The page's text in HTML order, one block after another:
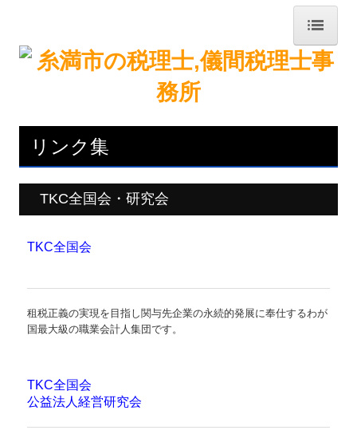
トップページ
交通案内
関連リンク
リンク集
補助金・助成金・融資情報
経営者お役立ち情報
リンク集
TKC全国会・研究会
TKC全国会
租税正義の実現を目指し関与先企業の永続的発展に奉仕するわが
国最大級の職業会計人集団です。
TKC全国会
公益法人経営研究会